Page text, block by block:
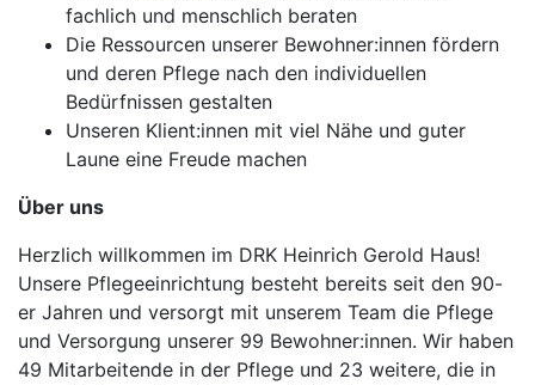
fachlich und menschlich beraten
Die Ressourcen unserer Bewohner:innen fördern
und deren Pflege nach den individuellen
Bedürfnissen gestalten
Unseren Klient:innen mit viel Nähe und guter
Laune eine Freude machen
Über uns
Herzlich willkommen im DRK Heinrich Gerold Haus!
Unsere Pflegeeinrichtung besteht bereits seit den 90-
er Jahren und versorgt mit unserem Team die Pflege
und Versorgung unserer 99 Bewohner:innen. Wir haben
49 Mitarbeitende in der Pflege und 23 weitere, die in